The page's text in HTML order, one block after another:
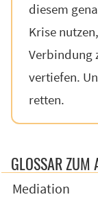
diesem
Krise
Verbindung
vertiefen.
retten.
GLOSSAR ZUM
Mediation